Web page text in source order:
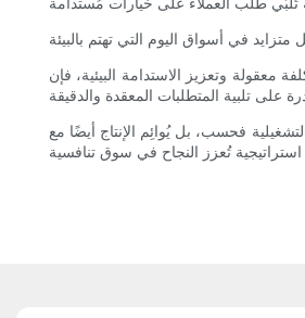
وتعزيز الاستدامة البيئية، فإن
فحسب، بل يُوائِم الإنتاج أيضًا مع